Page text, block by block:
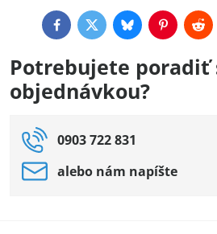
FacebookTwitterBlueskyPinterest
Potrebujete poradiť
objednávkou?
0903 722 831
alebo nám napíšte